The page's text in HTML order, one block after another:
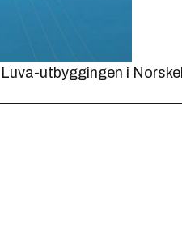
utbyggingen i